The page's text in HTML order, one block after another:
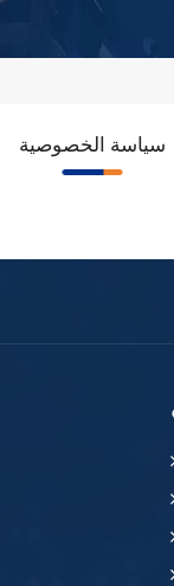
سياسة الخصوصية